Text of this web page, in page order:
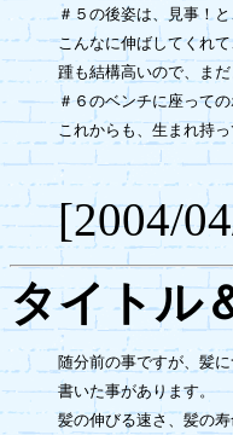
＃５の後姿は、見事！
こんなに伸ばしてくれ
踵も結構高いので、ま
＃６のベンチに座って
これからも、生まれ持
[2004/
タイトル
随分前の事ですが、髪
書いた事があります。
髪の伸びる速さ、髪の寿